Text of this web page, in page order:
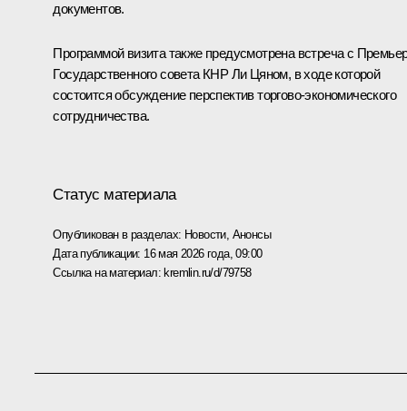
документов.
Программой визита также предусмотрена встреча с
Государственного совета КНР Ли Цяном, в ходе которой
состоится обсуждение перспектив торгово-экономического
сотрудничества.
Статус материала
Опубликован в разделах: Новости, Анонсы
Дата публикации: 16 мая 2026 года, 09:00
Ссылка на материал: kremlin.ru/d/79758